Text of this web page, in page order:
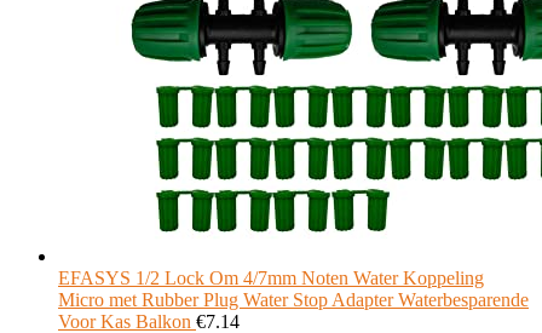
EFASYS 1/2 Lock Om 4/7mm Noten Water Koppeling
Micro met Rubber Plug Water Stop Adapter Waterbesparende
Voor Kas Balkon €7.14